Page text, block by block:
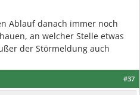
Ablauf danach immer noch
an welcher Stelle etwas
der Störmeldung auch
#37